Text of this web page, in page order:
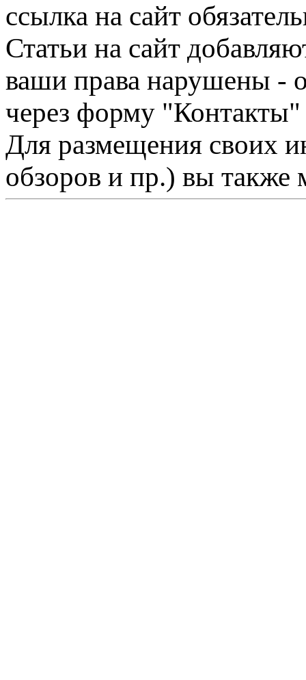
ссылка на сайт
Статьи на сайт
ваши права нарушены -
через форму "Контакты"
Для размещения своих
обзоров и пр.) вы также